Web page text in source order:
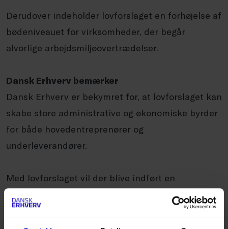
Derudover indeholder lovforslaget en forhøjelse af
bødeniveauet for virksomheder, der begår
alvorlige arbejdsmiljøovertrædelser.
Dansk Erhverv bemærker
Dansk Erhverv er bekymret for, at lovforslaget kan
skabe store administrative og økonomiske byrder
for både hovedentreprenører og
underleverandører.
Med lovforslaget vil der blive indført en
bødeforhøjelse, inden der er foretaget en
evaluering af de tidligere bødeforhøjelser. Dansk
Erhverv frygter, at de mange forskellige niveauer